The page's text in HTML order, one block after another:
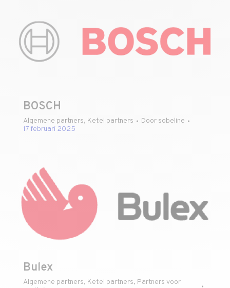
BOSCH
Algemene partners, Ketel partners Door sobeline
17 februari 2025
Bulex
Algemene partners, Ketel partners, Partners voor